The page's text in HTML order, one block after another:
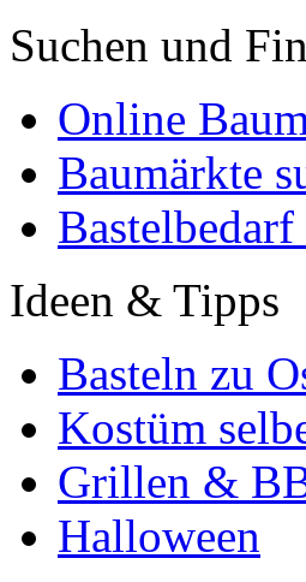
Suchen und
Online
Baumärkte
Bastelbedarf
Ideen & Tipps
Basteln zu
Kostüm
Grillen &
Halloween